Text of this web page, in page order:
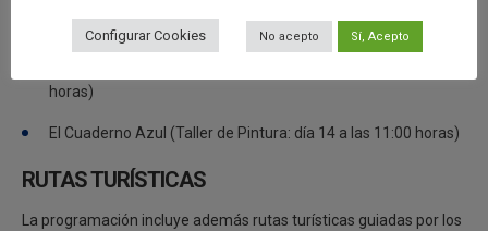
las 10:00 horas)
horas)
El Cuaderno Azul (Taller de Pintura: día 14 a las 11:00 horas)
RUTAS TURÍSTICAS
La programación incluye además rutas turísticas guiadas por los
Configurar Cookies No acepto Sí, Acepto